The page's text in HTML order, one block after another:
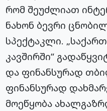
რომ შეუძლიათ
ნახონ ბევრი
სპექტაკლი.
კავშირში“
და ფინანსურად
ფინანსურად
მოეწყობა